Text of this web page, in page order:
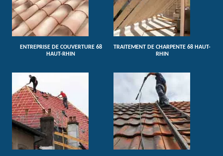
ENTREPRISE DE COUVERTURE 68
HAUT-RHIN
TRAITEMENT DE CHARPENTE 68 HAUT-
RHIN